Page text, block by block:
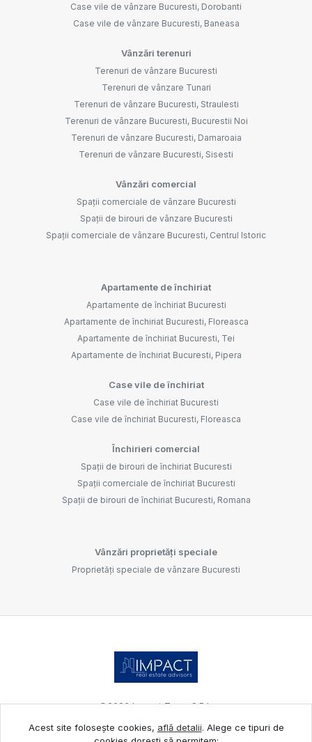
Case vile de vânzare Bucuresti, Dorobanti
Case vile de vânzare Bucuresti, Baneasa
Vânzări terenuri
Terenuri de vânzare Bucuresti
Terenuri de vânzare Tunari
Terenuri de vânzare Bucuresti, Straulesti
Terenuri de vânzare Bucuresti, Bucurestii Noi
Terenuri de vânzare Bucuresti, Damaroaia
Terenuri de vânzare Bucuresti, Sisesti
Vânzări comercial
Spații comerciale de vânzare Bucuresti
Spații de birouri de vânzare Bucuresti
Spații comerciale de vânzare Bucuresti, Centrul Istoric
Apartamente de închiriat
Apartamente de închiriat Bucuresti
Apartamente de închiriat Bucuresti, Floreasca
Apartamente de închiriat Bucuresti, Tei
Apartamente de închiriat Bucuresti, Pipera
Case vile de închiriat
Case vile de închiriat Bucuresti
Case vile de închiriat Bucuresti, Floreasca
Închirieri comercial
Spații de birouri de închiriat Bucuresti
Spații comerciale de închiriat Bucuresti
Spații de birouri de închiriat Bucuresti, Romana
Vânzări proprietăți speciale
Proprietăți speciale de vânzare Bucuresti
©2026Impact Team S.R.L.
Acest site folosește cookies, află detalii. Alege ce tipuri de